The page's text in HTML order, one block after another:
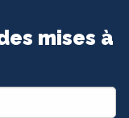
mises à